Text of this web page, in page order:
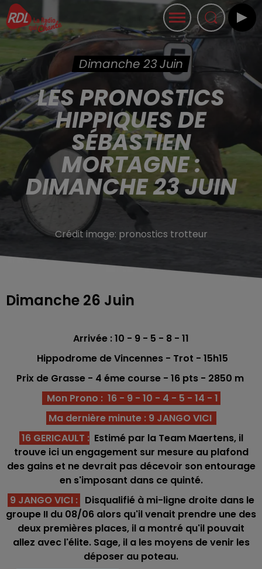
Dimanche 23 Juin
LES PRONOSTICS
HIPPIQUES DE
SÉBASTIEN
MORTAGNE :
DIMANCHE 23 JUIN
Crédit image: pronostics trotteur
Dimanche 26 Juin
Arrivée : 10 - 9 - 5 - 8 - 11
Hippodrome de Vincennes - Trot - 15h15
Prix de Grasse - 4 éme course - 16 pts - 2850 m
Mon Prono : 16 - 9 - 10 - 4 - 5 - 14 - 1
Ma dernière minute : 9 JANGO VICI
16 GERICAULT :Estimé par la Team Maertens, il
trouve ici un engagement sur mesure au plafond
des gains et ne devrait pas décevoir son entourage
en s'imposant dans ce quinté.
9 JANGO VICI : Disqualifié à mi-ligne droite dans le
groupe II du 08/06 alors qu'il venait prendre une des
deux premières places, il a montré qu'il pouvait
allez avec l'élite. Sage, il a les moyens de venir les
déposer au poteau.